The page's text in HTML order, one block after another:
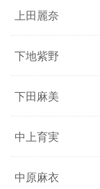
上田麗奈
下地紫野
下田麻美
中上育実
中原麻衣